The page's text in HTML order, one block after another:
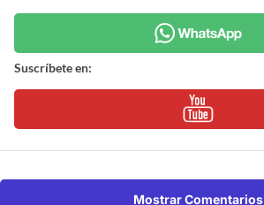
Suscríbete en:
Mostrar Comentarios